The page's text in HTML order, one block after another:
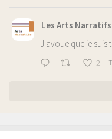
Les Arts Narratifs
J'avoue que je suis
2